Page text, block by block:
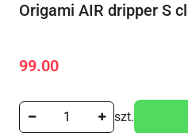
Origami AIR dripper S
Cena:
99.00
szt.